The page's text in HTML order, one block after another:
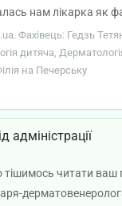
нам лікарка як
неї звертаємось по
Фахівець: Гедзь
дитяча,
на Печерську
адміністрації
тішимось читати ваш